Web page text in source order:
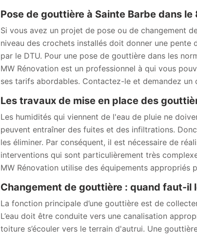
Pose de gouttière à Sainte Barbe dans
Si vous avez un projet de pose ou de changement
niveau des crochets installés doit donner une
par le DTU. Pour une pose de gouttière dans les
MW Rénovation est un professionnel à qui vous
ses tarifs abordables. Contactez-le et demandez un
Les travaux de mise en place des
Les humidités qui viennent de l'eau de pluie ne
peuvent entraîner des fuites et des infiltrations.
les éliminer. Par conséquent, il est nécessaire de
interventions qui sont particulièrement très
MW Rénovation utilise des équipements appropriés
Changement de gouttière : quand faut-il
La fonction principale d’une gouttière est de
L’eau doit être conduite vers une canalisation
toiture s’écouler vers le terrain d'autrui. Une